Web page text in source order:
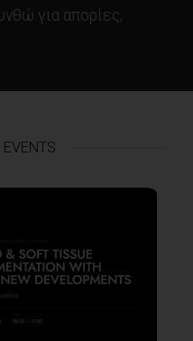
για απορίες;